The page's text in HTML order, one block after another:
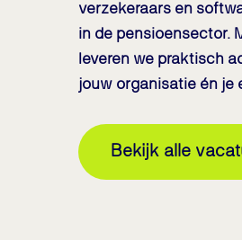
verzekeraars en
in de pensioensector.
leveren we praktisch
jouw organisatie én je
Bekijk alle